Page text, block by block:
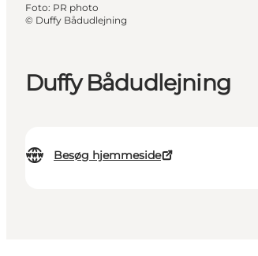
Duffy Bådudlejning
Besøg hjemmeside
Foto: PR photo
© Duffy Bådudlejning